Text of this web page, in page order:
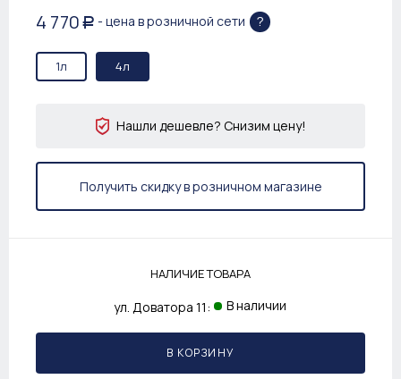
4 770 Р - цена в розничной сети ?
1л 4л
Нашли дешевле? Снизим цену!
Получить скидку в розничном магазине
НАЛИЧИЕ ТОВАРА
ул. Доватора 11: В наличии
В КОРЗИНУ